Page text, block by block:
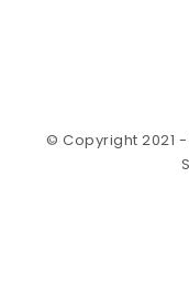
© Copyright 2021